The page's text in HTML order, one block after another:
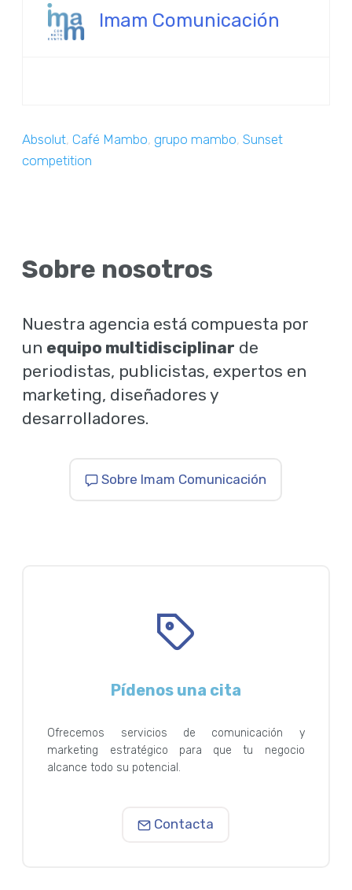
Imam Comunicación
Absolut,Café Mambo, grupo mambo,Sunset
competition
Sobre nosotros
Nuestra agencia está compuesta por
un equipo multidisciplinar de
periodistas, publicistas, expertos en
marketing, diseñadores y
desarrolladores.
Sobre Imam Comunicación
Pídenos una cita
Ofrecemos servicios de comunicación y
marketing estratégico para que tu negocio
alcance todo su potencial.
Contacta